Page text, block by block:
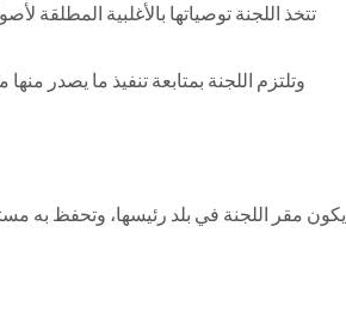
تتخذ اللجنة توصياتها بالأغلبية
وتلتزم اللجنة بمتابعة تنفيذ ما يصدر
يكون مقر اللجنة في بلد رئيسها، وتحفظ به